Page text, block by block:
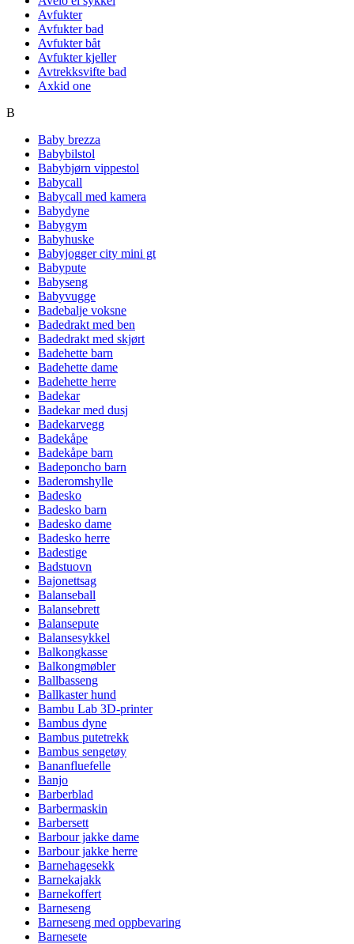
Avfukter
Avfukter bad
Avfukter båt
Avfukter kjeller
Avtrekksvifte bad
Axkid one
B
Baby brezza
Babybilstol
Babybjørn vippestol
Babycall
Babycall med kamera
Babydyne
Babygym
Babyhuske
Babyjogger city mini gt
Babypute
Babyseng
Babyvugge
Badebalje voksne
Badedrakt med ben
Badedrakt med skjørt
Badehette barn
Badehette dame
Badehette herre
Badekar
Badekar med dusj
Badekarvegg
Badekåpe
Badekåpe barn
Badeponcho barn
Baderomshylle
Badesko
Badesko barn
Badesko dame
Badesko herre
Badestige
Badstuovn
Bajonettsag
Balanseball
Balansebrett
Balansepute
Balansesykkel
Balkongkasse
Balkongmøbler
Ballbasseng
Ballkaster hund
Bambu Lab 3D-printer
Bambus dyne
Bambus putetrekk
Bambus sengetøy
Bananfluefelle
Banjo
Barberblad
Barbermaskin
Barbersett
Barbour jakke dame
Barbour jakke herre
Barnehagesekk
Barnekajakk
Barnekoffert
Barneseng
Barneseng med oppbevaring
Barnesete